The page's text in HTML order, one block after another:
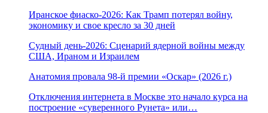
Иранское фиаско-2026: Как Трамп потерял войну,
экономику и свое кресло за 30 дней
Судный день-2026: Сценарий ядерной войны между
США, Ираном и Израилем
Анатомия провала 98-й премии «Оскар» (2026 г.)
Отключения интернета в Москве это начало курса на
построение «суверенного Рунета» или…